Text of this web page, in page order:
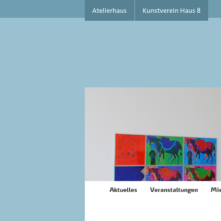
Atelierhaus Kunstverein Haus 8
Aktuelles Veranstaltungen